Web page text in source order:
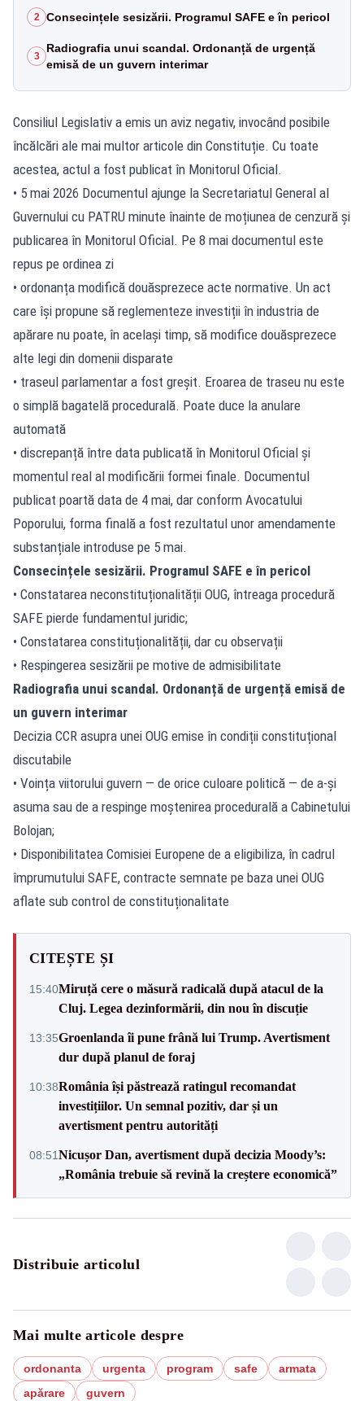
2 Consecințele sesizării. Programul SAFE e în pericol
3
Radiografia unui scandal. Ordonanță de urgență
emisă de un guvern interimar
Consiliul Legislativ a emis un aviz negativ, invocând posibile
încălcări ale mai multor articole din Constituție. Cu toate
acestea, actul a fost publicat în Monitorul Oficial.
• 5 mai 2026 Documentul ajunge la Secretariatul General al
Guvernului cu PATRU minute înainte de moțiunea de cenzură și
publicarea în Monitorul Oficial. Pe 8 mai documentul este
repus pe ordinea zi
• ordonanța modifică douăsprezece acte normative. Un act
care își propune să reglementeze investiții în industria de
apărare nu poate, în același timp, să modifice douăsprezece
alte legi din domenii disparate
• traseul parlamentar a fost greșit. Eroarea de traseu nu este
o simplă bagatelă procedurală. Poate duce la anulare
automată
• discrepanță între data publicată în Monitorul Oficial și
momentul real al modificării formei finale. Documentul
publicat poartă data de 4 mai, dar conform Avocatului
Poporului, forma finală a fost rezultatul unor amendamente
substanțiale introduse pe 5 mai.
Consecințele sesizării. Programul SAFE e în pericol
• Constatarea neconstituționalității OUG, întreaga procedură
SAFE pierde fundamentul juridic;
• Constatarea constituționalității, dar cu observații
• Respingerea sesizării pe motive de admisibilitate
Radiografia unui scandal. Ordonanță de urgență emisă de
un guvern interimar
Decizia CCR asupra unei OUG emise în condiții constituțional
discutabile
• Voința viitorului guvern — de orice culoare politică — de a-și
asuma sau de a respinge moștenirea procedurală a Cabinetului
Bolojan;
• Disponibilitatea Comisiei Europene de a eligibiliza, în cadrul
împrumutului SAFE, contracte semnate pe baza unei OUG
aflate sub control de constituționalitate
CITEȘTE ȘI
15:40Miruță cere o măsură radicală după atacul de la
Cluj. Legea dezinformării, din nou în discuție
13:35Groenlanda îi pune frână lui Trump. Avertisment
dur după planul de foraj
10:38România își păstrează ratingul recomandat
investițiilor. Un semnal pozitiv, dar și un
avertisment pentru autorități
08:51Nicușor Dan, avertisment după decizia Moody’s:
„România trebuie să revină la creștere economică”
Distribuie articolul
Mai multe articole despre
ordonanta urgenta program safe
armata
apărare
guvern